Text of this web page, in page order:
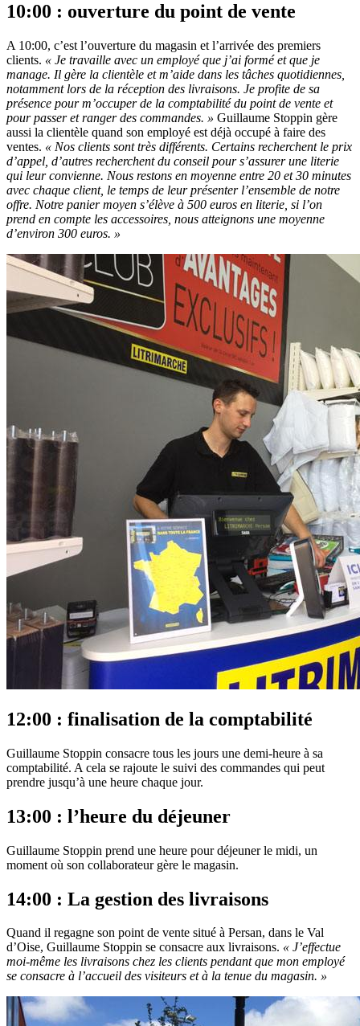
10:00 : ouverture du point de vente
A 10:00, c’est l’ouverture du magasin et l’arrivée des premiers
clients. « Je travaille avec un employé que j’ai formé et que je
manage. Il gère la clientèle et m’aide dans les tâches quotidiennes,
notamment lors de la réception des livraisons. Je profite de sa
présence pour m’occuper de la comptabilité du point de vente et
pour passer et ranger des commandes. » Guillaume Stoppin gère
aussi la clientèle quand son employé est déjà occupé à faire des
ventes. « Nos clients sont très différents. Certains recherchent le prix
d’appel, d’autres recherchent du conseil pour s’assurer une literie
qui leur convienne. Nous restons en moyenne entre 20 et 30 minutes
avec chaque client, le temps de leur présenter l’ensemble de notre
offre. Notre panier moyen s’élève à 500 euros en literie, si l’on
prend en compte les accessoires, nous atteignons une moyenne
d’environ 300 euros. »
12:00 : finalisation de la comptabilité
Guillaume Stoppin consacre tous les jours une demi-heure à sa
comptabilité. A cela se rajoute le suivi des commandes qui peut
prendre jusqu’à une heure chaque jour.
13:00 : l’heure du déjeuner
Guillaume Stoppin prend une heure pour déjeuner le midi, un
moment où son collaborateur gère le magasin.
14:00 : La gestion des livraisons
Quand il regagne son point de vente situé à Persan, dans le Val
d’Oise, Guillaume Stoppin se consacre aux livraisons. « J’effectue
moi-même les livraisons chez les clients pendant que mon employé
se consacre à l’accueil des visiteurs et à la tenue du magasin. »